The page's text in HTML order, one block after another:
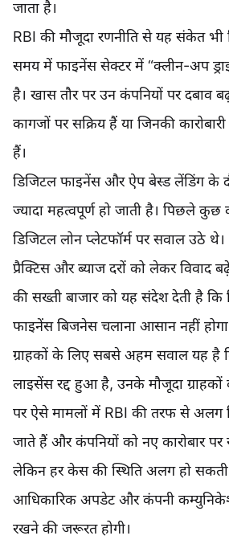
जाता है।
RBI की मौजूदा रणनीति से यह संकेत
समय में फाइनेंस सेक्टर में “क्लीन-अप
है। खास तौर पर उन कंपनियों पर दबाव
कागजों पर सक्रिय हैं या जिनकी कारोबारी
हैं।
डिजिटल फाइनेंस और ऐप बेस्ड लेंडिंग के
ज्यादा महत्वपूर्ण हो जाती है। पिछले कुछ
डिजिटल लोन प्लेटफॉर्म पर सवाल उठे थे।
प्रैक्टिस और ब्याज दरों को लेकर विवाद
की सख्ती बाजार को यह संदेश देती है कि
फाइनेंस बिजनेस चलाना आसान नहीं
ग्राहकों के लिए सबसे अहम सवाल यह है
लाइसेंस रद्द हुआ है, उनके मौजूदा ग्राहकों
पर ऐसे मामलों में RBI की तरफ से अलग
जाते हैं और कंपनियों को नए कारोबार
लेकिन हर केस की स्थिति अलग हो सकती
आधिकारिक अपडेट और कंपनी
रखने की जरूरत होगी।